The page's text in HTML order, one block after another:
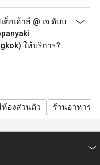
กเฮ้าส์ @ เจ ดับบ
ให้บริการ?
ห้องส่วนตัว ร้านอาหารส